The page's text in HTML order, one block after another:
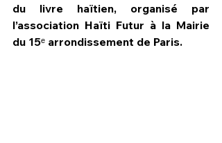
du livre haïtien, organisé par
l’association Haïti Futur à la Mairie
du 15ᵉ arrondissement de Paris.